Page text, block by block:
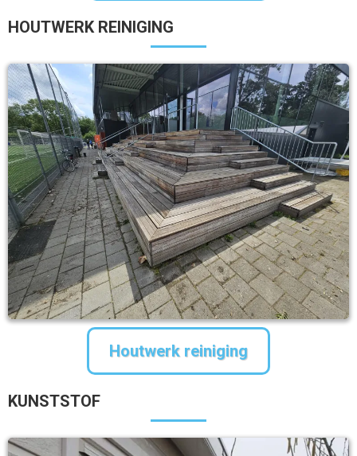
HOUTWERK REINIGING
Houtwerk reiniging
KUNSTSTOF